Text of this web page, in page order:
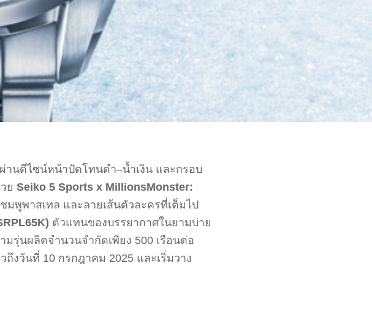
นดีไซน์หน้าปัดโทนดำ–น้ำเงิน และกรอบ
ย Seiko 5 Sports x MillionsMonster:
พูพาสเทล และลายเส้นตัวละครที่เต็มไป
ตัวแทนของบรรยากาศในยามบ่าย
รุ่นผลิตจำนวนจำกัดเพียง 500 เรือนต่อ
งวันที่ 10 กรกฎาคม 2025 และเริ่มวาง